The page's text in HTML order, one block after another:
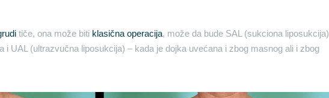
tiče, ona može biti klasična operacija, može da bude SAL (sukciona liposukcija)
i UAL (ultrazvučna liposukcija) – kada je dojka uvećana i zbog masnog ali i zbog